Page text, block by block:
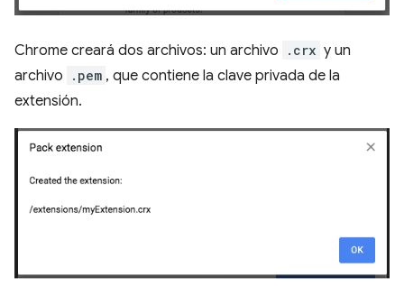
Chrome creará dos archivos: un archivo .crx y un
archivo
.pem , que contiene la clave privada de la
extensión.